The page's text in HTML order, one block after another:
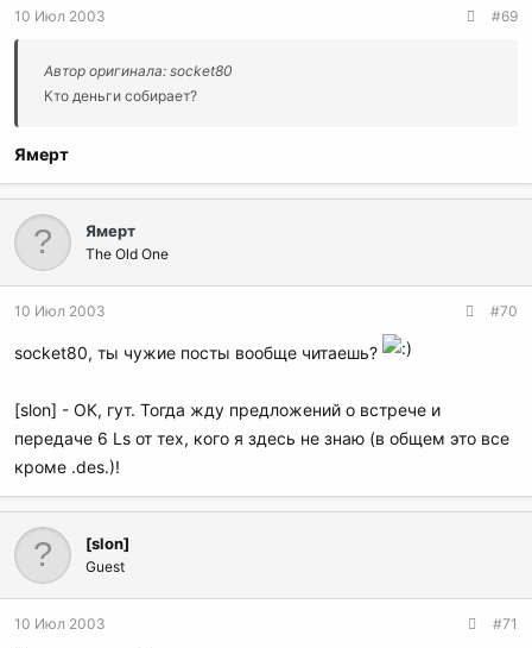
10 Июл 2003 #69
Автор оригинала: socket80
Кто деньги собирает?
Ямерт
Ямерт
The Old One
10 Июл 2003 #70
socket80, ты чужие посты вообще читаешь?
[slon] - ОК, гут. Тогда жду предложений о встрече и
передаче 6 Ls от тех, кого я здесь не знаю (в общем это все
кроме .des.)!
[slon]
Guest
10 Июл 2003 #71